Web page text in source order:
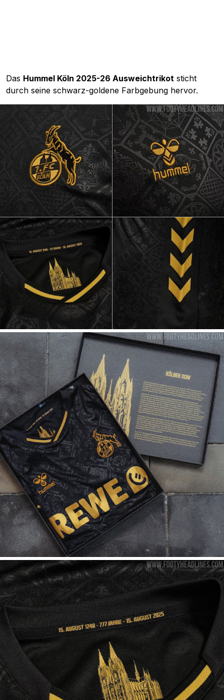
Das Hummel Köln 2025-26 Ausweichtrikot sticht
durch seine schwarz-goldene Farbgebung hervor.